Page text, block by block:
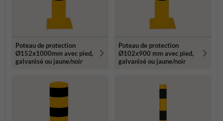
Poteau de protection
Ø152x1000mm avec pied,
galvanisé ou jaune/noir
Poteau de protection
Ø102x900 mm avec pied,
galvanisé ou jaune/noir